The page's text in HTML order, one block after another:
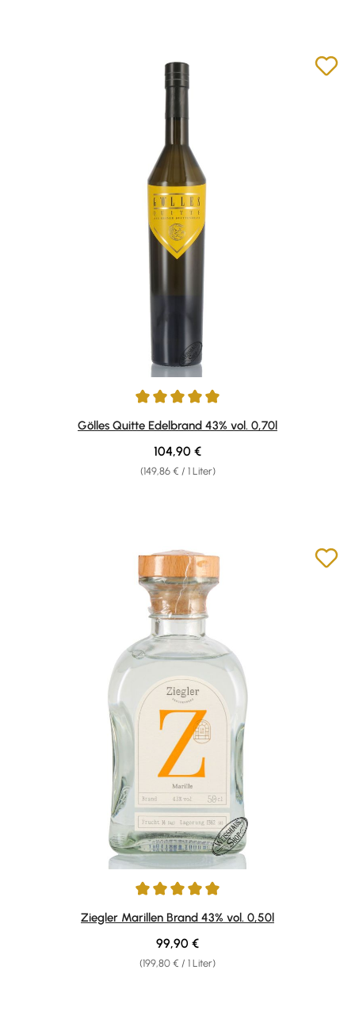
Durchschnittliche Bewertung von 5 von 5 Sternen
Gölles Quitte Edelbrand 43% vol. 0,70l
(149,86 € / 1 Liter)
Regulärer Preis:
104,90 €
Durchschnittliche Bewertung von 5 von 5 Sternen
Ziegler Marillen Brand 43% vol. 0,50l
(199,80 € / 1 Liter)
Regulärer Preis:
99,90 €